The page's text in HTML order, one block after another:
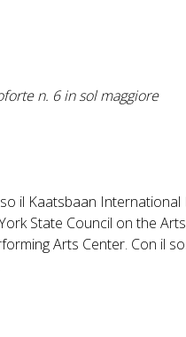
n. 6 in sol maggiore
il Kaatsbaan
State Council on the
Arts Center. Con il